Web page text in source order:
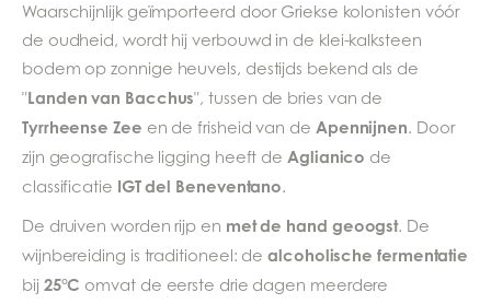
Waarschijnlijk geïmporteerd door Griekse kolonisten vóór
de oudheid, wordt hij verbouwd in de klei-kalksteen
bodem op zonnige heuvels, destijds bekend als de
"Landen van Bacchus", tussen de bries van de
Tyrrheense Zee en de frisheid van de Apennijnen. Door
zijn geografische ligging heeft de Aglianico de
classificatie IGT del Beneventano.
De druiven worden rijp en met de hand geoogst. De
wijnbereiding is traditioneel: dealcoholische fermentatie
bij 25°C omvat de eerste drie dagen meerdere